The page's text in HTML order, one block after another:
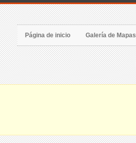
Página de inicio Galería de Mapas